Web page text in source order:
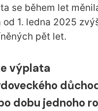
se během let
1. ledna 2025
pět let.
výplata
dobu jednoho